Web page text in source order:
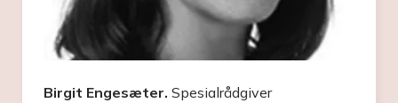
Birgit Engesæter. Spesialrådgiver